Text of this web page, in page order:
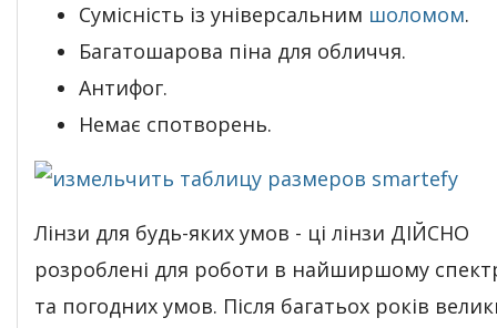
Сумісність із універсальним шоломом.
Багатошарова піна для обличчя.
Антифог.
Немає спотворень.
Лінзи для будь-яких умов - ці лінзи ДІЙСНО
розроблені для роботи в найширшому
та погодних умов. Після багатьох років